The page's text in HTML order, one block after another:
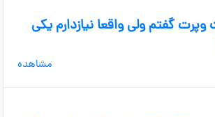
گفتم ولی واقعا نیازدارم یکی
مشاهده